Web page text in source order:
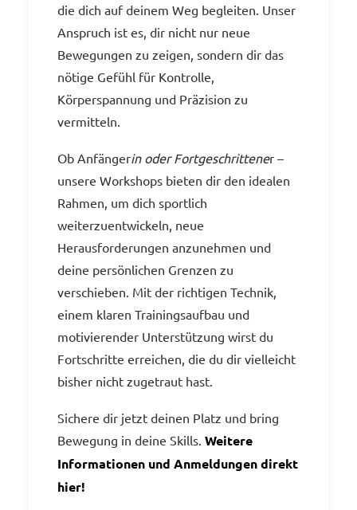
die dich auf deinem Weg begleiten. Unser
Anspruch ist es, dir nicht nur neue
Bewegungen zu zeigen, sondern dir das
nötige Gefühl für Kontrolle,
Körperspannung und Präzision zu
vermitteln.
Ob Anfängerin oder Fortgeschrittener –
unsere Workshops bieten dir den idealen
Rahmen, um dich sportlich
weiterzuentwickeln, neue
Herausforderungen anzunehmen und
deine persönlichen Grenzen zu
verschieben. Mit der richtigen Technik,
einem klaren Trainingsaufbau und
motivierender Unterstützung wirst du
Fortschritte erreichen, die du dir vielleicht
bisher nicht zugetraut hast.
Sichere dir jetzt deinen Platz und bring
Bewegung in deine Skills. Weitere
Informationen und Anmeldungen direkt
hier!